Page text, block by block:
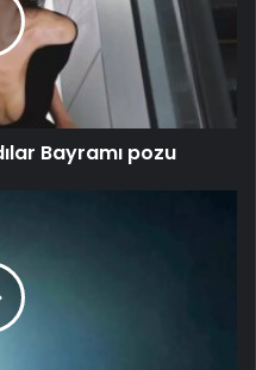
Bayramı pozu